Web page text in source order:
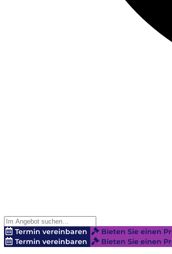
Termin vereinbaren
Bieten Sie einen
Termin vereinbaren
Bieten Sie einen